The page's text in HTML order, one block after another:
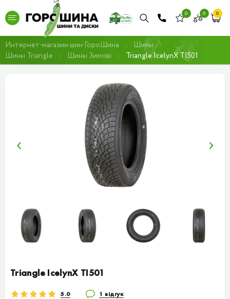
0 0 0
Интернет-магазин шин ГороШина
Шины
Шины Triangle
Шины Зимові Triangle IcelynX TI501
Triangle IcelynX TI501
5.0 1 відгук